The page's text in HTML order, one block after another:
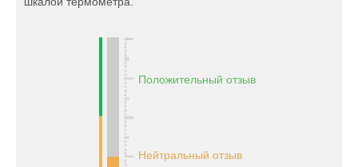
Положительный отзыв
Нейтральный отзыв